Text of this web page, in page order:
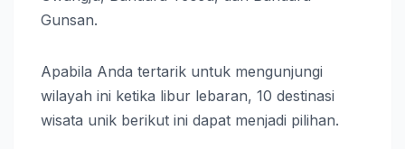
Gunsan.
Apabila Anda tertarik untuk mengunjungi
wilayah ini ketika libur lebaran, 10 destinasi
wisata unik berikut ini dapat menjadi pilihan.